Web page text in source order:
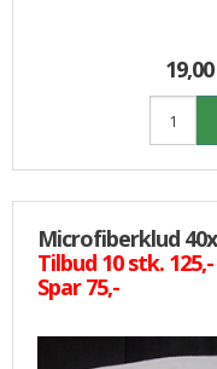
Microfiberklud
Tilbud 10 stk. 125,-
Spar 75,-